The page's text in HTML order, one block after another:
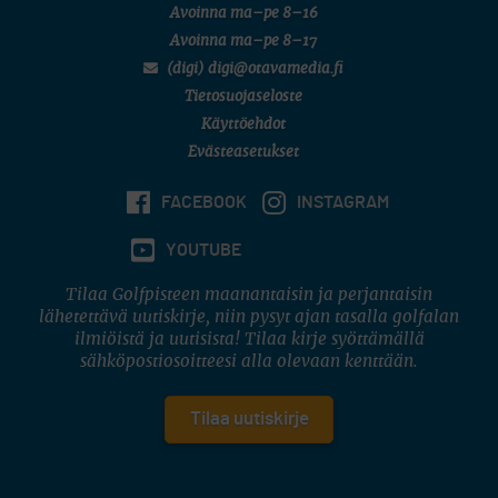
Avoinna ma–pe 8–16
Avoinna ma–pe 8–17
(digi) digi@otavamedia.fi
Tietosuojaseloste
Käyttöehdot
Evästeasetukset
FACEBOOK INSTAGRAM
YOUTUBE
Tilaa Golfpisteen maanantaisin ja perjantaisin
lähetettävä uutiskirje, niin pysyt ajan tasalla golfalan
ilmiöistä ja uutisista! Tilaa kirje syöttämällä
sähköpostiosoitteesi alla olevaan kenttään.
Tilaa uutiskirje